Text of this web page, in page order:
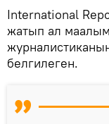
International
жатып ал
белгилеген.